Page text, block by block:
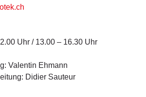
Uhr / 13.00 – 16.30 Uhr
Valentin Ehmann
Didier Sauteur